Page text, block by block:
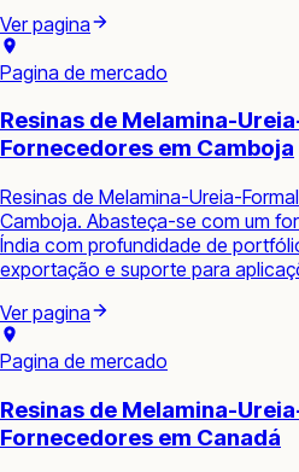
Ver pagina
Pagina de mercado
Resinas de Melamina-
Fornecedores em Camboja
Resinas de Melamina-Ureia-
Camboja. Abasteça-se com um
Índia com profundidade de
exportação e suporte para
Ver pagina
Pagina de mercado
Resinas de Melamina-
Fornecedores em Canadá